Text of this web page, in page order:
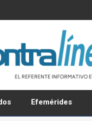
Efemérides